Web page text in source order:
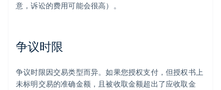
意，诉讼的费用可能会很高）。
争议时限
争议时限因交易类型而异。如果您授权支付，但授权书上
未标明交易的准确金额，且被收取金额超出了应收取金